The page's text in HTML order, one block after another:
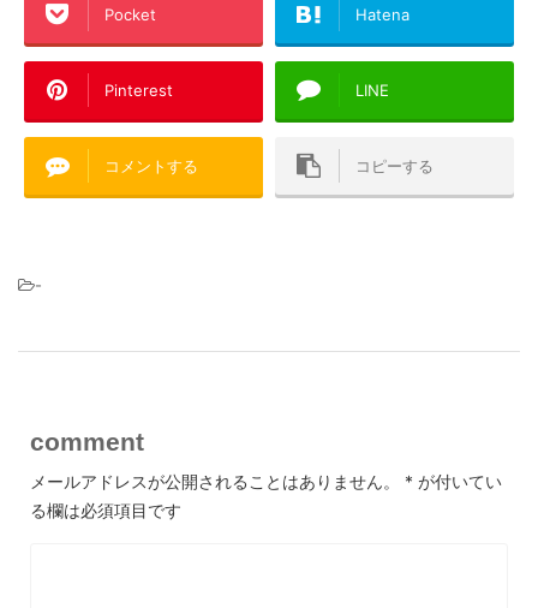
Pocket Hatena
Pinterest LINE
コメントする コピーする
-
comment
メールアドレスが公開されることはありません。 * が付いてい
る欄は必須項目です